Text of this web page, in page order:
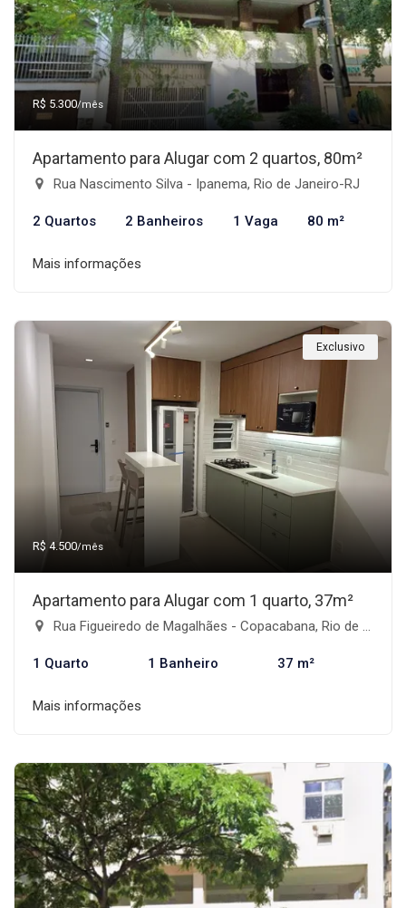
R$ 5.300/mês
Apartamento para Alugar com 2 quartos, 80m²
Rua Nascimento Silva - Ipanema, Rio de Janeiro-RJ
2 Quartos 2 Banheiros 1 Vaga 80 m²
Mais informações
Exclusivo
R$ 4.500/mês
Apartamento para Alugar com 1 quarto, 37m²
Rua Figueiredo de Magalhães - Copacabana, Rio de Janeiro-RJ
1 Quarto 1 Banheiro 37 m²
Mais informações